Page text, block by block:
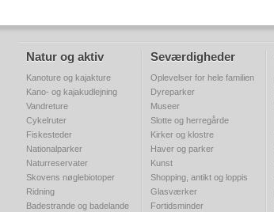
Natur og aktiv
Kanoture og kajakture
Kano- og kajakudlejning
Vandreture
Cykelruter
Fiskesteder
Nationalparker
Naturreservater
Skovens nøglebiotoper
Ridning
Badestrande og badelande
Seværdigheder
Oplevelser for hele familien
Dyreparker
Museer
Slotte og herregårde
Kirker og klostre
Haver og parker
Kunst
Shopping, antikt og loppis
Glasværker
Fortidsminder